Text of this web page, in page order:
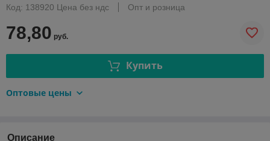
Код: 138920 Цена без ндс
Опт и розница
78,80 руб.
Купить
Оптовые цены
Описание